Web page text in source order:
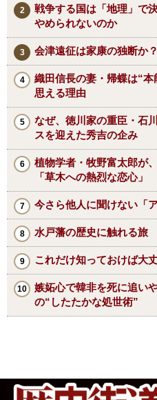
戦争する国は「地理」で
やめられないのか
会津遠征は家康の独断か
織田信長の妻・帰蝶は“
思える理由
なぜ、徳川家の重臣・石
スを迎えた秀吉の企み
植物学者・牧野富太郎が
「草木への熱烈な恋心」
今さら他人に聞けない「
水戸藩の歴史に触れる旅
これだけ知っておけば大
嫉妬心で韓非を死に追い
の“したたかな処世術”